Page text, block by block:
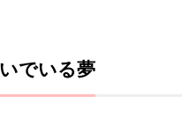
でいる夢